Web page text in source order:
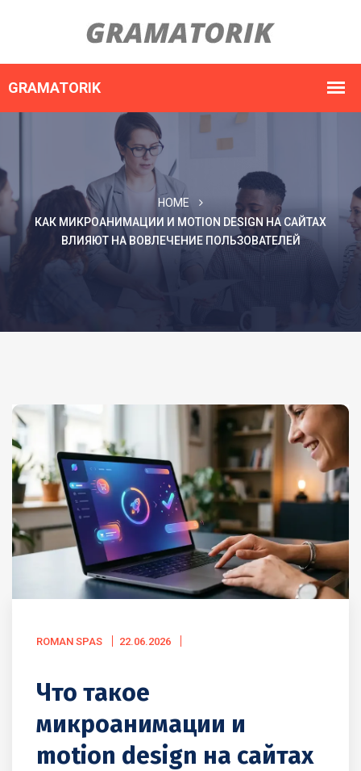
HOME
КАК МИКРОАНИМАЦИИ И MOTION DESIGN НА САЙТАХ
ВЛИЯЮТ НА ВОВЛЕЧЕНИЕ ПОЛЬЗОВАТЕЛЕЙ
ROMAN SPAS 22.06.2026
Что такое
микроанимации и
motion design на сайтах